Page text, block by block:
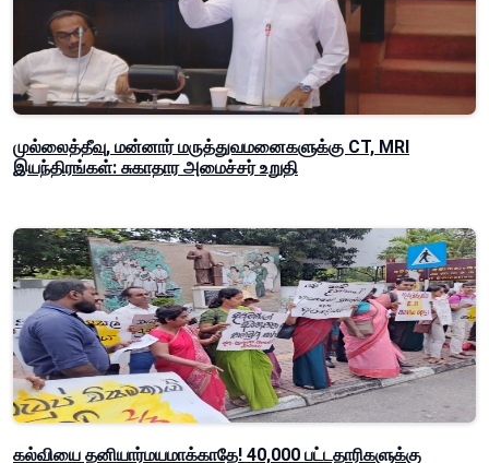
முல்லைத்தீவு, மன்னார் மருத்துவமனைகளுக்கு CT, MRI
இயந்திரங்கள்: சுகாதார அமைச்சர் உறுதி
கல்வியை தனியார்மயமாக்காதே! 40,000 பட்டதாரிகளுக்கு